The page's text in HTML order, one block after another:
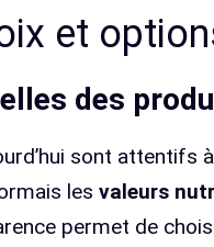
et
des
sont attentifs
les valeurs
permet de